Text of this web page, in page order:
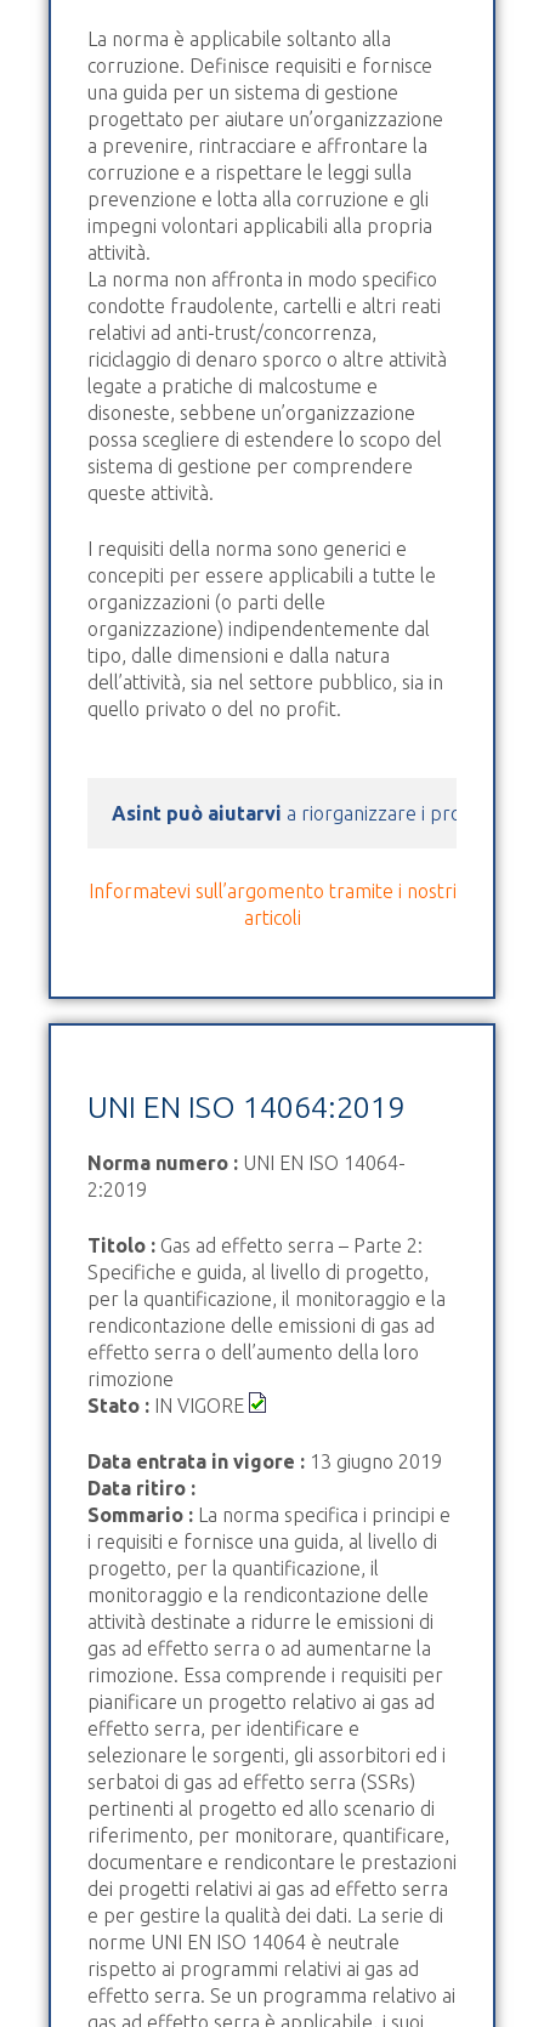
La norma è applicabile soltanto alla
corruzione. Definisce requisiti e fornisce
una guida per un sistema di gestione
progettato per aiutare un’organizzazione
a prevenire, rintracciare e affrontare la
corruzione e a rispettare le leggi sulla
prevenzione e lotta alla corruzione e gli
impegni volontari applicabili alla propria
attività.
La norma non affronta in modo specifico
condotte fraudolente, cartelli e altri reati
relativi ad anti-trust/concorrenza,
riciclaggio di denaro sporco o altre attività
legate a pratiche di malcostume e
disoneste, sebbene un’organizzazione
possa scegliere di estendere lo scopo del
sistema di gestione per comprendere
queste attività.
I requisiti della norma sono generici e
concepiti per essere applicabili a tutte le
organizzazioni (o parti delle
organizzazione) indipendentemente dal
tipo, dalle dimensioni e dalla natura
dell’attività, sia nel settore pubblico, sia in
quello privato o del no profit.
Asint può aiutarvi a riorganizzare i processi
Informatevi sull’argomento tramite i nostri
articoli
UNI EN ISO 14064:2019
Norma numero : UNI EN ISO 14064-
2:2019
Titolo : Gas ad effetto serra – Parte 2:
Specifiche e guida, al livello di progetto,
per la quantificazione, il monitoraggio e la
rendicontazione delle emissioni di gas ad
effetto serra o dell’aumento della loro
rimozione
Stato : IN VIGORE
Data entrata in vigore : 13 giugno 2019
Data ritiro :
Sommario : La norma specifica i principi e
i requisiti e fornisce una guida, al livello di
progetto, per la quantificazione, il
monitoraggio e la rendicontazione delle
attività destinate a ridurre le emissioni di
gas ad effetto serra o ad aumentarne la
rimozione. Essa comprende i requisiti per
pianificare un progetto relativo ai gas ad
effetto serra, per identificare e
selezionare le sorgenti, gli assorbitori ed i
serbatoi di gas ad effetto serra (SSRs)
pertinenti al progetto ed allo scenario di
riferimento, per monitorare, quantificare,
documentare e rendicontare le prestazioni
dei progetti relativi ai gas ad effetto serra
e per gestire la qualità dei dati. La serie di
norme UNI EN ISO 14064 è neutrale
rispetto ai programmi relativi ai gas ad
effetto serra. Se un programma relativo ai
gas ad effetto serra è applicabile, i suoi